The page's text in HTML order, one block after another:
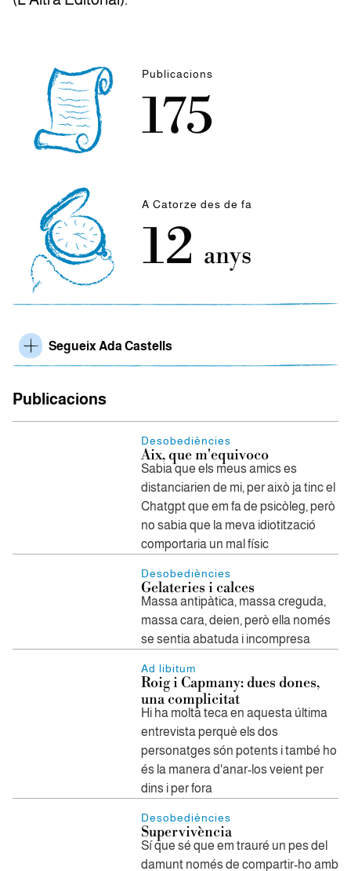
Publicacions
175
A Catorze des de fa
12 anys
Segueix Ada Castells
Publicacions
Desobediències
Aix, que m'equivoco
Sabia que els meus amics es
distanciarien de mi, per això ja tinc el
Chatgpt que em fa de psicòleg, però
no sabia que la meva idiotització
comportaria un mal físic
Desobediències
Gelateries i calces
Massa antipàtica, massa creguda,
massa cara, deien, però ella només
se sentia abatuda i incompresa
Ad libitum
Roig i Capmany: dues dones,
una complicitat
Hi ha molta teca en aquesta última
entrevista perquè els dos
personatges són potents i també ho
és la manera d'anar-los veient per
dins i per fora
Desobediències
Supervivència
Sí que sé que em trauré un pes del
damunt només de compartir-ho amb